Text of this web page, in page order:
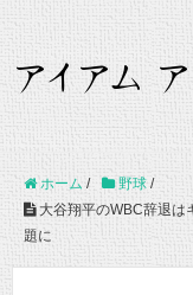
ホーム / 野球 /
大谷翔平のWBC辞退は
題に